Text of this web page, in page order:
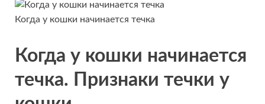
Когда у кошки начинается течка
Когда у кошки начинается
течка. Признаки течки у